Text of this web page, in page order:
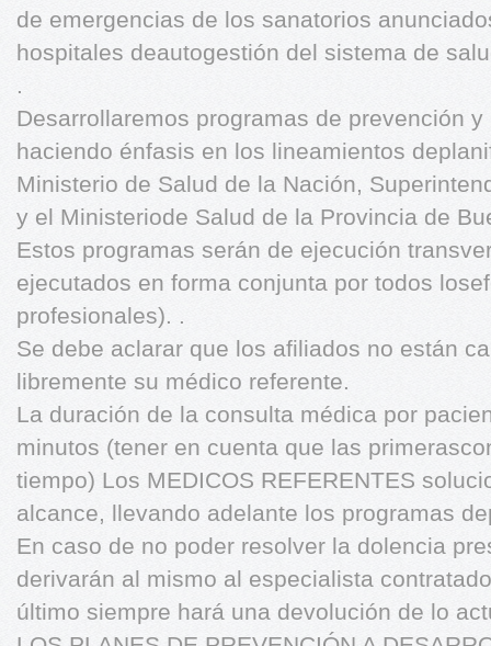
de emergencias de los sanatorios
hospitales deautogestión del sistema de
.
Desarrollaremos programas de prevención
haciendo énfasis en los lineamientos
Ministerio de Salud de la Nación,
y el Ministeriode Salud de la Provincia de
Estos programas serán de ejecución
ejecutados en forma conjunta por todos
profesionales). .
Se debe aclarar que los afiliados no están
libremente su médico referente.
La duración de la consulta médica por
minutos (tener en cuenta que las
tiempo) Los MEDICOS REFERENTES
alcance, llevando adelante los programas
En caso de no poder resolver la dolencia
derivarán al mismo al especialista
último siempre hará una devolución de lo